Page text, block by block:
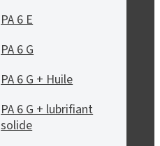
PA 6 E
PA 6 G
PA 6 G + Huile
PA 6 G + lubrifiant
solide